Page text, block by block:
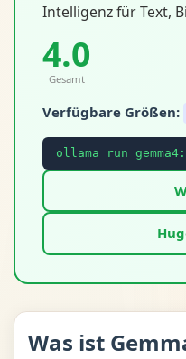
Intelligenz für Text,
4.0
Gesamt
Verfügbare Größen:
ollama run
Was ist